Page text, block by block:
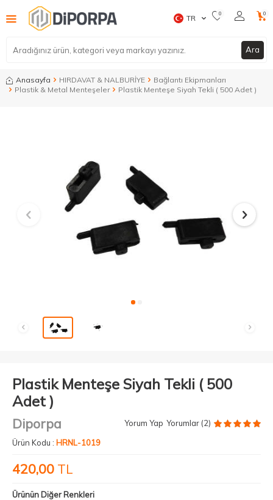
Ara
TR 0 0
Anasayfa HIRDAVAT & NALBURİYE
Bağlantı Ekipmanları
Plastik & Metal Menteşeler
Plastik Menteşe Siyah Tekli ( 500 Adet )
Plastik Menteşe Siyah Tekli ( 500
Adet )
Diporpa Yorum Yap Yorumlar (2)
Ürün Kodu : HRNL-1019
420,00 TL
Ürünün Diğer Renkleri